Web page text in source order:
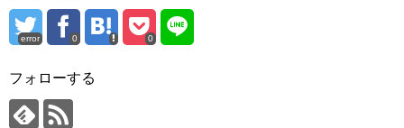
error 0 0
フォローする